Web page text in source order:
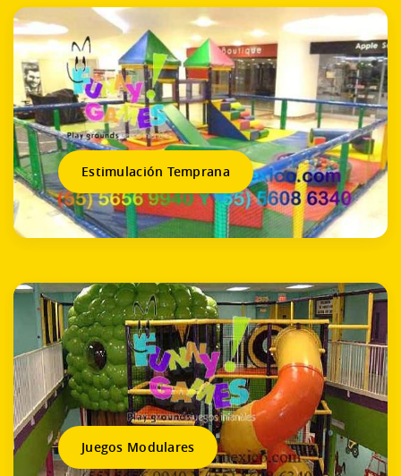
Estimulación Temprana
Juegos Modulares